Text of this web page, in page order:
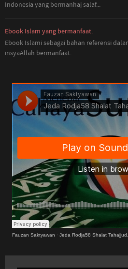
Indonesia yang bermanhaj salaf...
Ebook Islam yang bermanfaat.
Ebook Islami sebagai bahan referensi
insyaAllah bermanfaat.
Fauzan Saktyawan · Jeda Rodja58 Shalat